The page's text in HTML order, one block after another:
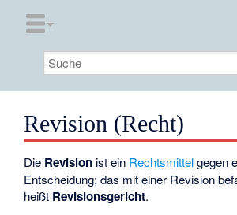
Revision (Recht)
Die Revision ist ein Rechtsmittelgegen
Entscheidung; das mit einer Revision
heißt Revisionsgericht.